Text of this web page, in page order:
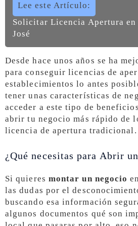
Lee este Artículo:
Solicitar Licencia Apertura en
José
Desde hace unos años se ha
para conseguir licencias de
establecimientos lo antes
tener unas características de
acceder a este tipo de
abrir tu negocio más rápido de
licencia de apertura tradicional.
¿Qué necesitas para Abrir
Si quieres montar un negocio
las dudas por el
buscando esa información
algunos documentos qué son